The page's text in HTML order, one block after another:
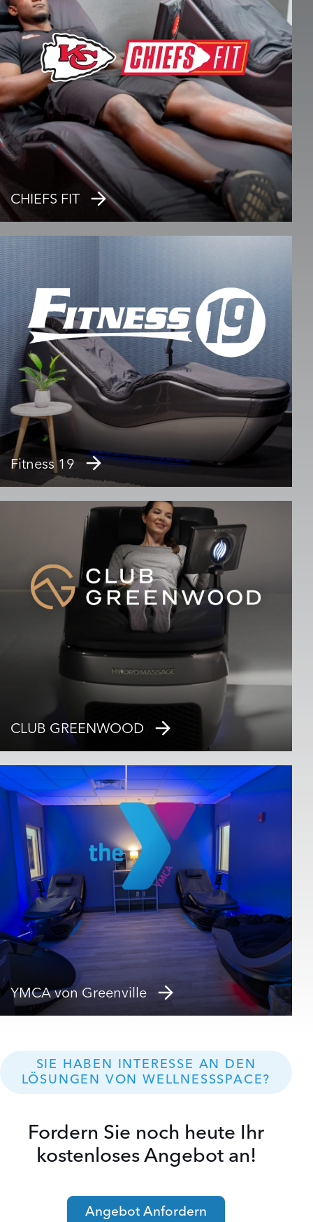
CHIEFS FIT
Fitness 19
CLUB GREENWOOD
YMCA von Greenville
SIE HABEN INTERESSE AN DEN
LÖSUNGEN VON WELLNESSSPACE?
Fordern Sie noch heute Ihr
kostenloses Angebot an!
Angebot Anfordern